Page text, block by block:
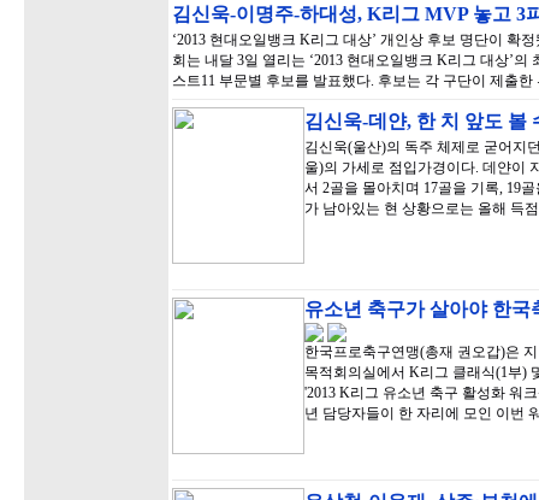
김신욱-이명주-하대성, K리그 MVP 놓고 3
‘2013 현대오일뱅크 K리그 대상’ 개인상 후보 명단이 확
회는 내달 3일 열리는 ‘2013 현대오일뱅크 K리그 대상’
스트11 부문별 후보를 발표했다. 후보는 각 구단이 제출
김신욱-데얀, 한 치 앞도 볼
김신욱(울산)의 독주 체제로 굳어지
울)의 가세로 점입가경이다. 데얀이
서 2골을 몰아치며 17골을 기록, 19
가 남아있는 현 상황으로는 올해 득
유소년 축구가 살아야 한
한국프로축구연맹(총재 권오갑)은
목적회의실에서 K리그 클래식(1부)
'2013 K리그 유소년 축구 활성화 워
년 담당자들이 한 자리에 모인 이번